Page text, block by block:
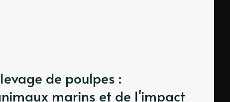
de poulpes :
marins et de l'impact